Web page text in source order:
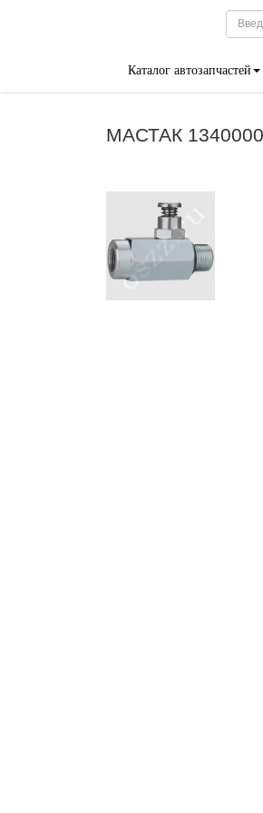
Каталог автозапчастей
МАСТАК